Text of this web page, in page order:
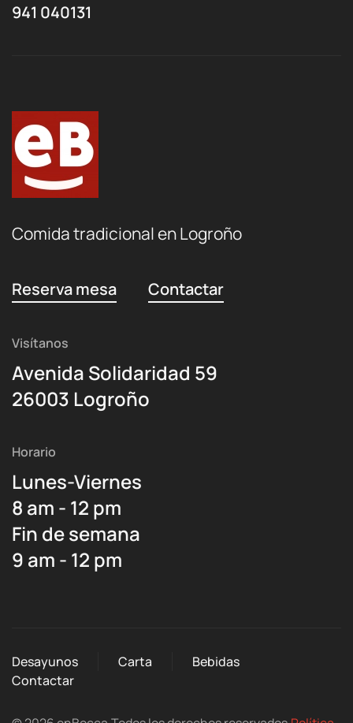
941 040131
Comida tradicional en Logroño
Reserva mesa Contactar
Visítanos
Avenida Solidaridad 59
26003 Logroño
Horario
Lunes-Viernes
8 am - 12 pm
Fin de semana
9 am - 12 pm
Desayunos Carta
Bebidas
Contactar